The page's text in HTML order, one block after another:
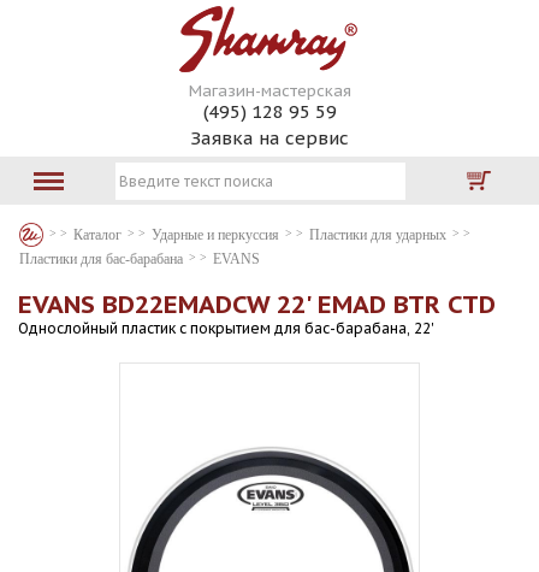
Магазин-мастерская
(495) 128 95 59
Заявка на сервис
Каталог Ударные и перкуссия
Пластики для ударных
Пластики для бас-барабана
EVANS
EVANS BD22EMADCW 22' EMAD BTR CTD
Однослойный пластик с покрытием для бас-барабана, 22'